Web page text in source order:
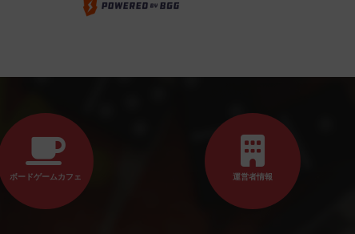
ボードゲームカフェ 運営者情報